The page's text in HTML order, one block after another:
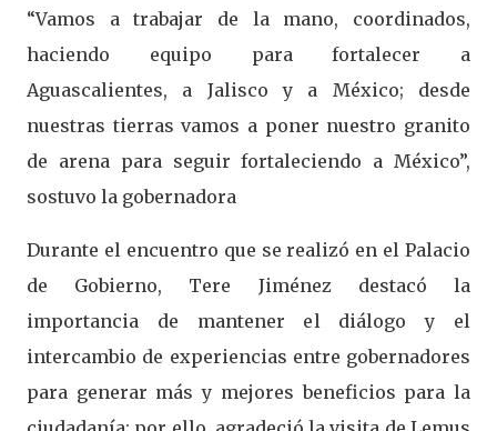
“Vamos a trabajar de la mano, coordinados,
haciendo equipo para fortalecer a
Aguascalientes, a Jalisco y a México; desde
nuestras tierras vamos a poner nuestro granito
de arena para seguir fortaleciendo a México”,
sostuvo la gobernadora
Durante el encuentro que se realizó en el Palacio
de Gobierno, Tere Jiménez destacó la
importancia de mantener el diálogo y el
intercambio de experiencias entre gobernadores
para generar más y mejores beneficios para la